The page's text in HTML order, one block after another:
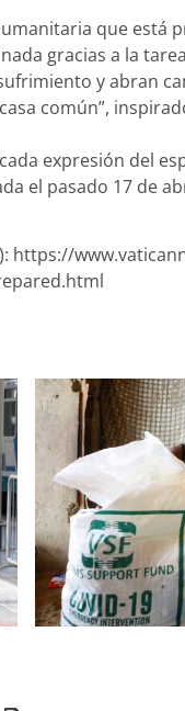
que está
gracias a la
y abran
común”,
expresión del
el pasado 17 de
https://